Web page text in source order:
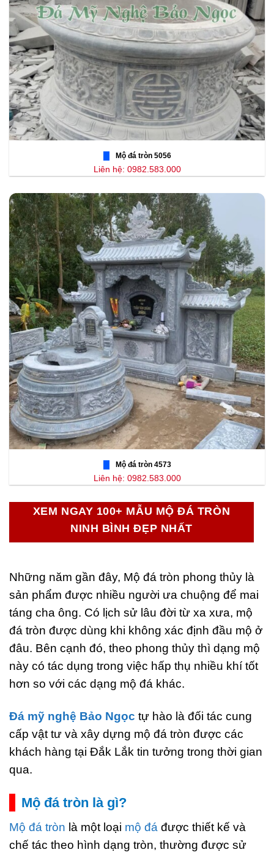
Mộ đá tròn 5056
Liên hệ: 0982.583.000
Mộ đá tròn 4573
Liên hệ: 0982.583.000
XEM NGAY 100+ MẪU MỘ ĐÁ TRÒN
NINH BÌNH ĐẸP NHẤT
Những năm gần đây, Mộ đá tròn phong thủy là
sản phẩm được nhiều người ưa chuộng để mai
táng cha ông. Có lịch sử lâu đời từ xa xưa, mộ
đá tròn được dùng khi không xác định đầu mộ ở
đâu. Bên cạnh đó, theo phong thủy thì dạng mộ
này có tác dụng trong việc hấp thụ nhiều khí tốt
hơn so với các dạng mộ đá khác.
Đá mỹ nghệ Bảo Ngọc tự hào là đối tác cung
cấp vật tư và xây dựng mộ đá tròn được các
khách hàng tại Đắk Lắk tin tưởng trong thời gian
qua.
Mộ đá tròn là gì?
Mộ đá tròn là một loại mộ đá được thiết kế và
chế tác theo hình dạng tròn, thường được sử